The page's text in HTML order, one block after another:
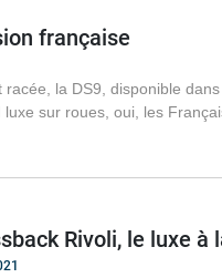
française
la DS9, disponible
sur roues, oui, les
Rivoli, le luxe à